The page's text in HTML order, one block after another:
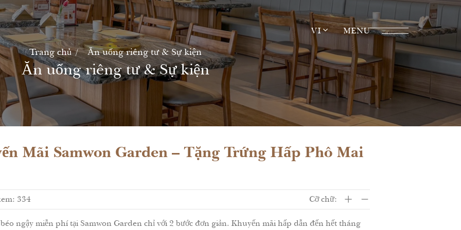
VI MENU
Trang chủ Ăn uống riêng tư & Sự kiện
Ăn uống riêng tư & Sự kiện
Mãi Samwon Garden – Tặng Trứng Hấp Phô Mai
334 Cỡ chữ:
ngậy miễn phí tại Samwon Garden chỉ với 2 bước đơn giản. Khuyến mãi hấp dẫn đến hết tháng